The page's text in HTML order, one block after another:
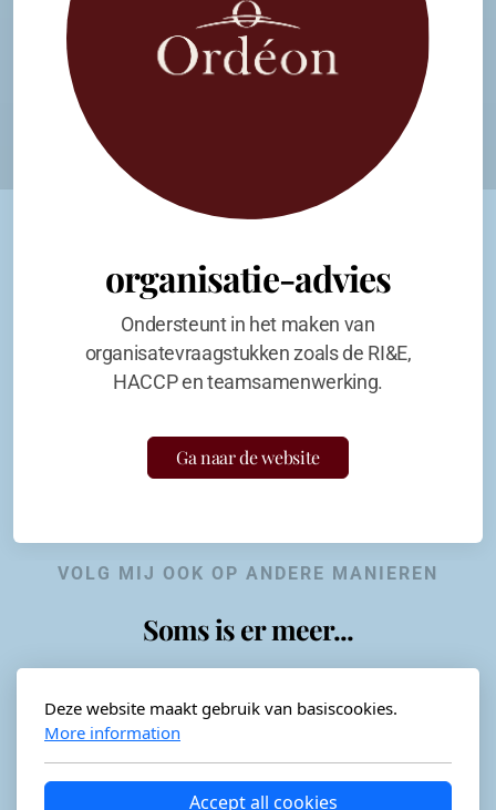
organisatie-advies
Ondersteunt in het maken van
organisatevraagstukken zoals de RI&E,
HACCP en teamsamenwerking.
Ga naar de website
VOLG MIJ OOK OP ANDERE MANIEREN
Soms is er meer...
Horeca-advies
Deze website maakt gebruik van basiscookies.
More information
Accept all cookies